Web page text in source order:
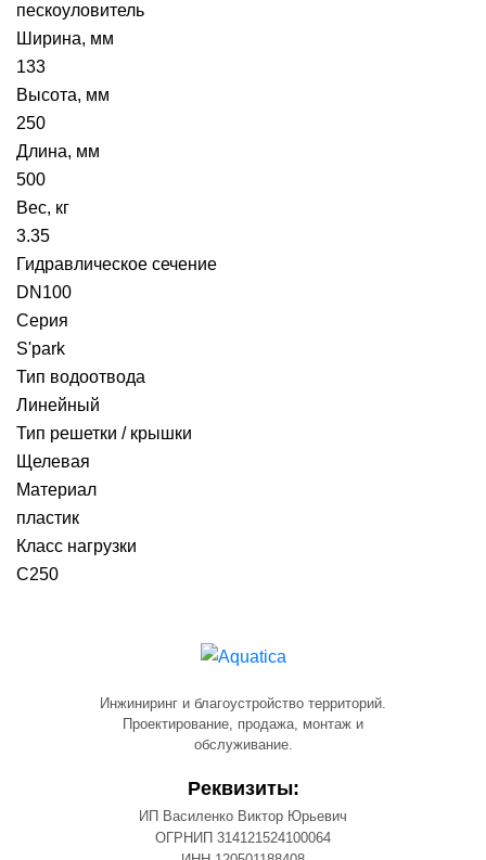
пескоуловитель
Ширина, мм
133
Высота, мм
250
Длина, мм
500
Вес, кг
3.35
Гидравлическое сечение
DN100
Серия
S'park
Тип водоотвода
Линейный
Тип решетки / крышки
Щелевая
Материал
пластик
Класс нагрузки
C250
Инжиниринг и благоустройство территорий.
Проектирование, продажа, монтаж и
обслуживание.
Реквизиты:
ИП Василенко Виктор Юрьевич
ОГРНИП 314121524100064